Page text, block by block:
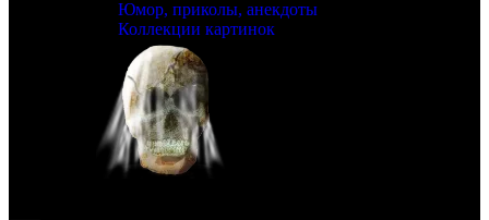
Юмор, приколы, анекдоты
Коллекции картинок